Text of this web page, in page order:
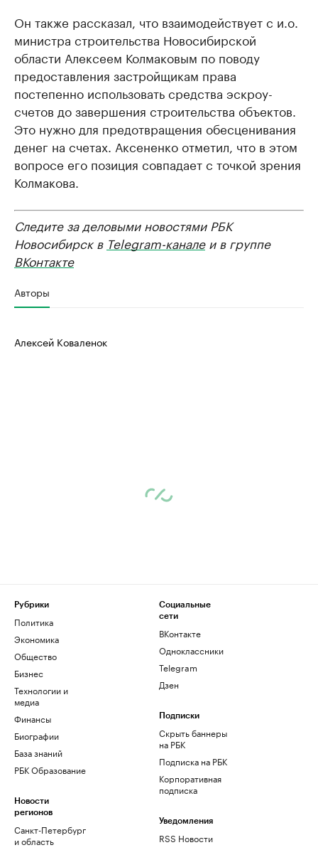
Он также рассказал, что взаимодействует с и.о.
министра строительства Новосибирской
области Алексеем Колмаковым по поводу
предоставления застройщикам права
постепенно использовать средства эскроу-
счетов до завершения строительства объектов.
Это нужно для предотвращения обесценивания
денег на счетах. Аксененко отметил, что в этом
вопросе его позиция совпадает с точкой зрения
Колмакова.
Следите за деловыми новостями РБК
Новосибирск в Telegram-каналеи в группе
ВКонтакте
Авторы
Алексей Коваленок
Рубрики
Политика
Экономика
Общество
Бизнес
Технологии и
медиа
Финансы
Биографии
База знаний
РБК Образование
Новости
регионов
Санкт-Петербург
и область
Социальные
сети
ВКонтакте
Одноклассники
Telegram
Дзен
Подписки
Скрыть баннеры
на РБК
Подписка на РБК
Корпоративная
подписка
Уведомления
RSS Новости